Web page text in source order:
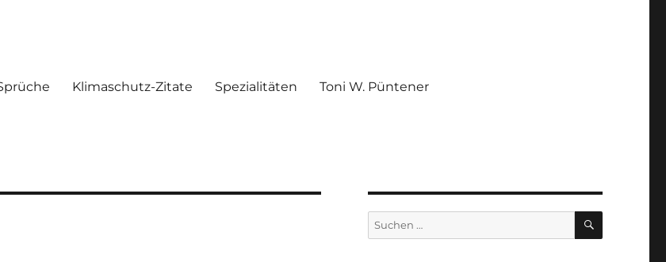
Klimaschutz-Zitate Spezialitäten Toni W. Püntener
Suchen
nach:
SUCHEN